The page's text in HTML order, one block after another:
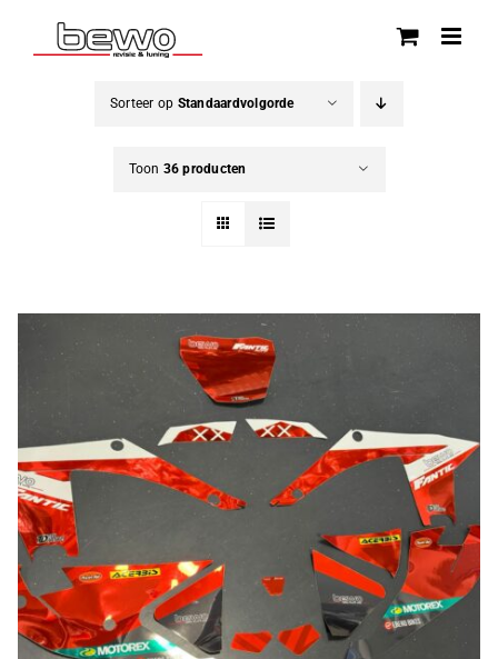
naar
Sorteer op Standaardvolgorde
Toon 36 producten